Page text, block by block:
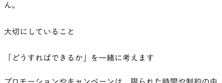
ん。
大切にしていること
「どうすればできるか」を一緒に考えます